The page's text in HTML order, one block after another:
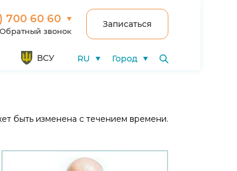
700 60 60
Обратный звонок
Записаться
ВСУ RU Город
быть изменена с течением времени.